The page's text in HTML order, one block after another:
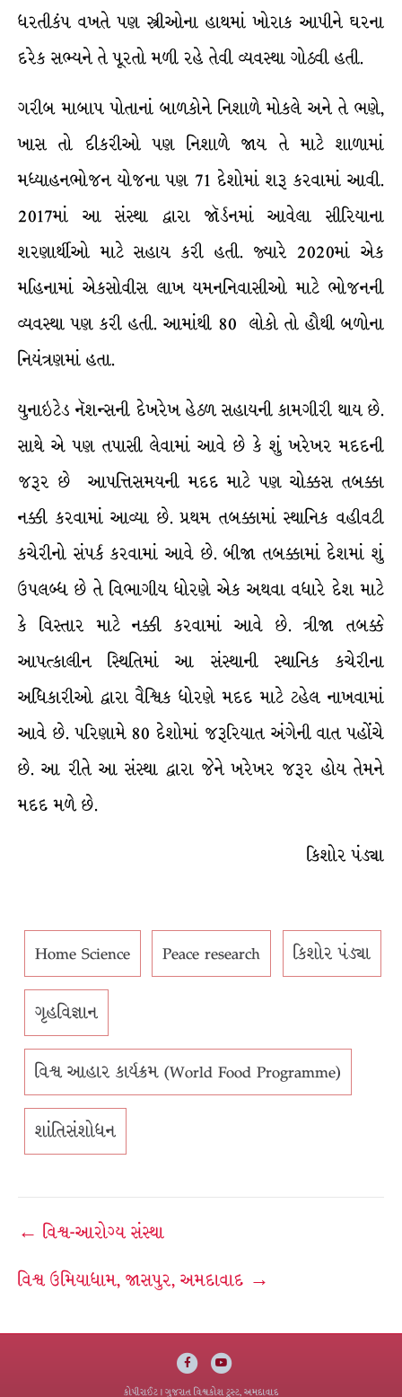
ધરતીકંપ વખતે પણ સ્ત્રીઓના હાથમાં ખોરાક આપીને ઘરના
દરેક સભ્યને તે પૂરતો મળી રહે તેવી વ્યવસ્થા ગોઠવી હતી.
ગરીબ માબાપ પોતાનાં બાળકોને નિશાળે મોકલે અને તે ભણે,
ખાસ તો દીકરીઓ પણ નિશાળે જાય તે માટે શાળામાં
મધ્યાહનભોજન યોજના પણ 71 દેશોમાં શરૂ કરવામાં આવી.
2017માં આ સંસ્થા દ્વારા જૉર્ડનમાં આવેલા સીરિયાના
શરણાર્થીઓ માટે સહાય કરી હતી. જ્યારે 2020માં એક
મહિનામાં એકસોવીસ લાખ યમનનિવાસીઓ માટે ભોજનની
વ્યવસ્થા પણ કરી હતી. આમાંથી 80 લોકો તો હૌથી બળોના
નિયંત્રણમાં હતા.
યુનાઇટેડ નૅશન્સની દેખરેખ હેઠળ સહાયની કામગીરી થાય છે.
સાથે એ પણ તપાસી લેવામાં આવે છે કે શું ખરેખર મદદની
જરૂર છે આપત્તિસમયની મદદ માટે પણ ચોક્કસ તબક્કા
નક્કી કરવામાં આવ્યા છે. પ્રથમ તબક્કામાં સ્થાનિક વહીવટી
કચેરીનો સંપર્ક કરવામાં આવે છે. બીજા તબક્કામાં દેશમાં શું
ઉપલબ્ધ છે તે વિભાગીય ધોરણે એક અથવા વધારે દેશ માટે
કે વિસ્તાર માટે નક્કી કરવામાં આવે છે. ત્રીજા તબક્કે
આપત્કાલીન સ્થિતિમાં આ સંસ્થાની સ્થાનિક કચેરીના
અધિકારીઓ દ્વારા વૈશ્વિક ધોરણે મદદ માટે ટહેલ નાખવામાં
આવે છે. પરિણામે 80 દેશોમાં જરૂરિયાત અંગેની વાત પહોંચે
છે. આ રીતે આ સંસ્થા દ્વારા જેને ખરેખર જરૂર હોય તેમને
મદદ મળે છે.
કિશોર પંડ્યા
Home Science Peace research કિશોર પંડ્યા
ગૃહવિજ્ઞાન
વિશ્વ આહાર કાર્યક્રમ (World Food Programme)
શાંતિસંશોધન
Post
navigation
← વિશ્વ-આરોગ્ય સંસ્થા
વિશ્વ ઉમિયાધામ, જાસપુર, અમદાવાદ →
FacebookYoutube
કોપીરાઈટ| ગુજરાત વિશ્વકોશ ટ્રસ્ટ, અમદાવાદ